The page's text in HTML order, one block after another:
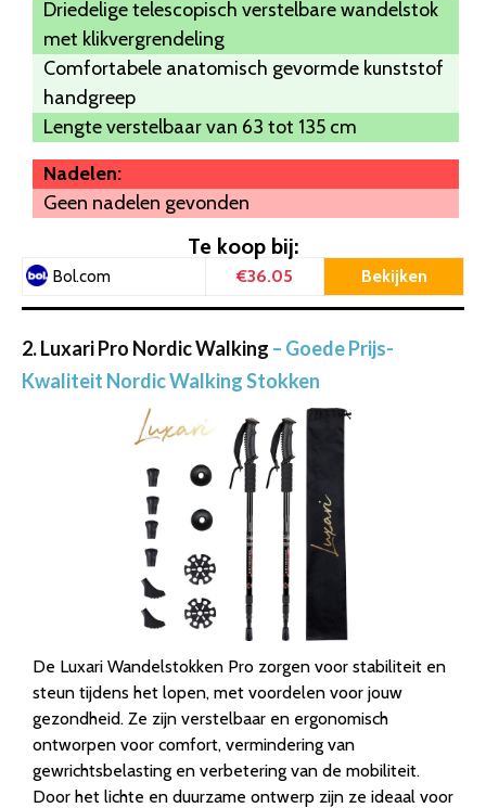
Driedelige telescopisch verstelbare wandelstok
met klikvergrendeling
Comfortabele anatomisch gevormde kunststof
handgreep
Lengte verstelbaar van 63 tot 135 cm
Nadelen:
Geen nadelen gevonden
Te koop bij:
Bol.com €36.05 Bekijken
2. Luxari Pro Nordic Walking – Goede Prijs-
Kwaliteit Nordic Walking Stokken
De Luxari Wandelstokken Pro zorgen voor stabiliteit en
steun tijdens het lopen, met voordelen voor jouw
gezondheid. Ze zijn verstelbaar en ergonomisch
ontworpen voor comfort, vermindering van
gewrichtsbelasting en verbetering van de mobiliteit.
Door het lichte en duurzame ontwerp zijn ze ideaal voor